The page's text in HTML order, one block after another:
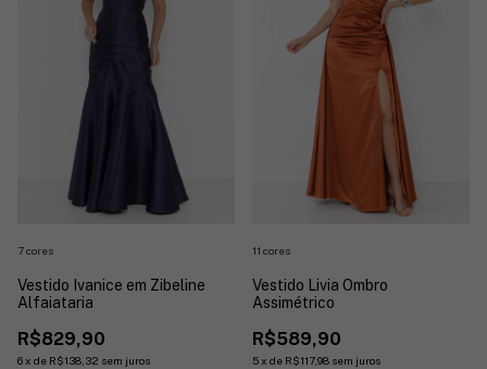
Vestido Ivanice em Zibeline
Alfaiataria
R$829,90
6 x de R$138,32 sem juros
7 cores
Vestido Livia Ombro
Assimétrico
R$589,90
5 x de R$117,98 sem juros
11 cores